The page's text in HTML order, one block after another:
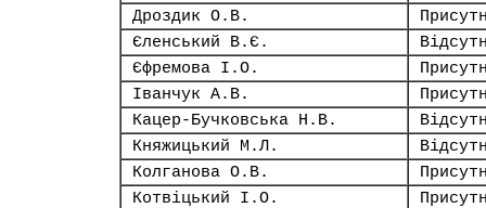
Дроздик О.В.
Єленський В.Є.
Єфремова І.О.
Іванчук А.В.
Кацер-Бучковська Н.В.
Княжицький М.Л.
Колганова О.В.
Котвіцький І.О.